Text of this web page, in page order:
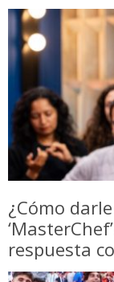
¿Cómo
respuesta